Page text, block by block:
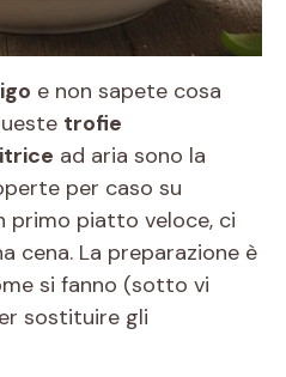
e non sapete cosa
trofie
ad aria sono la
per caso su
primo piatto veloce, ci
cena. La preparazione è
si fanno (sotto vi
sostituire gli